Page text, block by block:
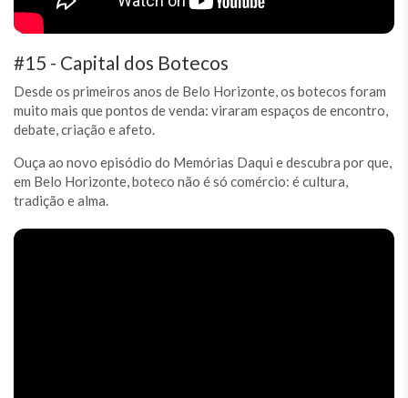
#15 - Capital dos Botecos
Desde os primeiros anos de Belo Horizonte, os botecos foram
muito mais que pontos de venda: viraram espaços de encontro,
debate, criação e afeto.
Ouça ao novo episódio do Memórias Daqui e descubra por que,
em Belo Horizonte, boteco não é só comércio: é cultura,
tradição e alma.